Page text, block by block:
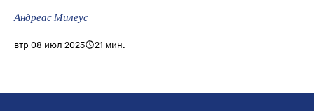
Андреас Милеус
втр 08 июл 2025 21 мин.